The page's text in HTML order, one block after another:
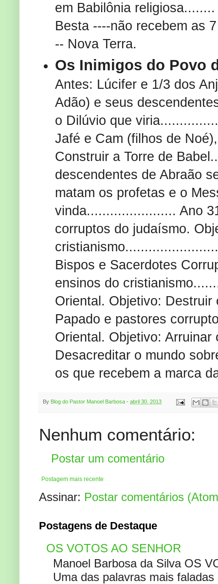
em Babilônia
Besta ----não recebem as
-- Nova Terra.
Os Inimigos do Povo
Antes: Lúcifer e 1/3 dos
Adão) e seus
o Dilúvio que
Jafé e Cam (filhos de
Construir a Torre de
descendentes de Abraão
matam os profetas e o
vinda....................... Ano
corruptos do judaísmo.
Bispos e Sacerdotes
ensinos do
Oriental. Objetivo:
Papado e pastores
Oriental. Objetivo:
Desacreditar o mundo
os que recebem a marca
By Blog do Pastor Manoel Barbosa - abril 30, 2013
Nenhum comentário:
Postar um comentário
Postagem mais recente
Assinar: Postar comentários
Postagens de Destaque
OS VOTOS AO SENHOR
Manoel Barbosa da Silva OS
Uma das palavras mais